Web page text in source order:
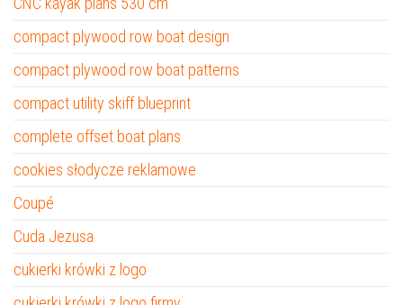
compact plywood row boat design
compact plywood row boat patterns
compact utility skiff blueprint
complete offset boat plans
cookies słodycze reklamowe
Coupé
Cuda Jezusa
cukierki krówki z logo